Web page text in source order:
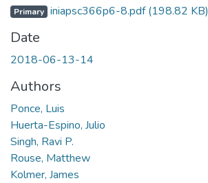
Primary iniapsc366p6-8.pdf(198.82 KB)
Date
2018-06-13-14
Authors
Ponce, Luis
Huerta-Espino, Julio
Singh, Ravi P.
Rouse, Matthew
Kolmer, James